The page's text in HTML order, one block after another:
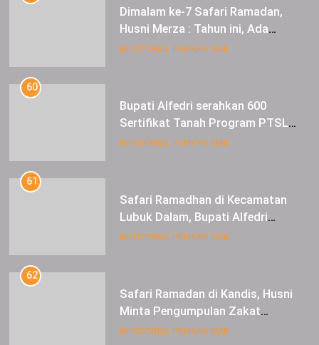
Bupati Alfedri serahkan 600
Sertifikat Tanah Program PTSL
kepada Masyarakat Tualang
INFOTORIAL PEMKAB SIAK
61
Safari Ramadhan di Kecamatan
Lubuk Dalam, Bupati Alfedri
Mengingatkan Masyarakat
INFOTORIAL PEMKAB SIAK
62
Safari Ramadan di Kandis, Husni
Minta Pengumpulan Zakat
Meningkat
INFOTORIAL PEMKAB SIAK
63
Sebanyak 242 Sertifikat TORA di
Serahkan Bupati Alfedri Kepada
Masyarakat Kerinci Kiri
INFOTORIAL PEMKAB SIAK